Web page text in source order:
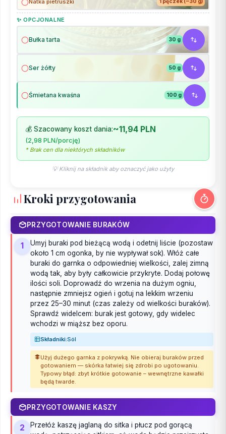
1 pęczek (~30 g)
✨ OPCJONALNE
Bułka tarta 30 g
Ser żółty 50 g
Śmietana kwaśna 100 g
💰 Szacowany koszt dania:~11,94 PLN
(2,98 PLN/porcję)
* Brak cen dla niektórych składników
💡 Kliknij na składnik aby oznaczyć jako użyty
Kroki przygotowania
PRZYGOTOWANIE BURAKÓW
1
Umyj buraki pod bieżącą wodą i odetnij liście (pozostaw
około 1 cm ogonka, by nie wypływał sok). Włóż całe
buraki do garnka o odpowiedniej wielkości, zalej zimną
wodą tak, aby były całkowicie przykryte. Dodaj połowę
ilości soli. Doprowadź do wrzenia na dużym ogniu,
następnie zmniejsz ogień i gotuj na lekkim wrzeniu
przez 25–30 minut (czas zależy od wielkości buraków).
Sprawdź widelcem: burak jest gotowy, gdy widelec
wchodzi w miąższ bez oporu.
Składniki:Sól
Użyj dużego garnka z pokrywką. Nie obieraj buraków przed
gotowaniem — skórka łatwiej się zdrobi po ugotowaniu.
Typowy błąd: zbyt krótkie gotowanie – wewnętrzne kawałki
będą twarde.
PRZYGOTOWANIE KASZY
2
Przełóż kaszę jaglaną do sitka i płucz pod gorącą